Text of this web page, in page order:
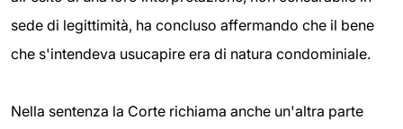
sede di legittimità, ha concluso affermando che il bene
che s'intendeva usucapire era di natura condominiale.
Nella sentenza la Corte richiama anche un'altra parte